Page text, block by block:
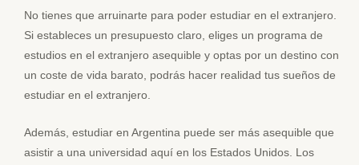
No tienes que arruinarte para poder estudiar en el extranjero.
Si estableces un presupuesto claro, eliges un programa de
estudios en el extranjero asequible y optas por un destino con
un coste de vida barato, podrás hacer realidad tus sueños de
estudiar en el extranjero.
Además, estudiar en Argentina puede ser más asequible que
asistir a una universidad aquí en los Estados Unidos. Los